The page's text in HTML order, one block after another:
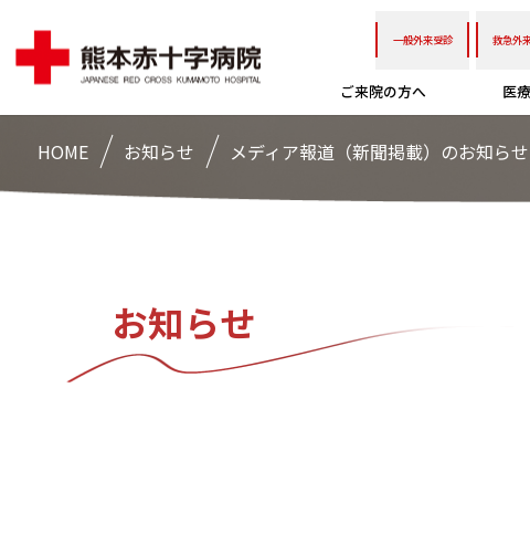
一般外来受診 救急外
ご来院の方へ 医
HOME お知らせ メディア報道（新聞掲載）のお知らせ
お知らせ